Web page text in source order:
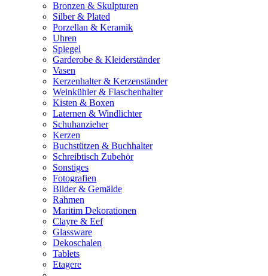
Bronzen & Skulpturen
Silber & Plated
Porzellan & Keramik
Uhren
Spiegel
Garderobe & Kleiderständer
Vasen
Kerzenhalter & Kerzenständer
Weinkühler & Flaschenhalter
Kisten & Boxen
Laternen & Windlichter
Schuhanzieher
Kerzen
Buchstützen & Buchhalter
Schreibtisch Zubehör
Sonstiges
Fotografien
Bilder & Gemälde
Rahmen
Maritim Dekorationen
Clayre & Eef
Glassware
Dekoschalen
Tablets
Etagere